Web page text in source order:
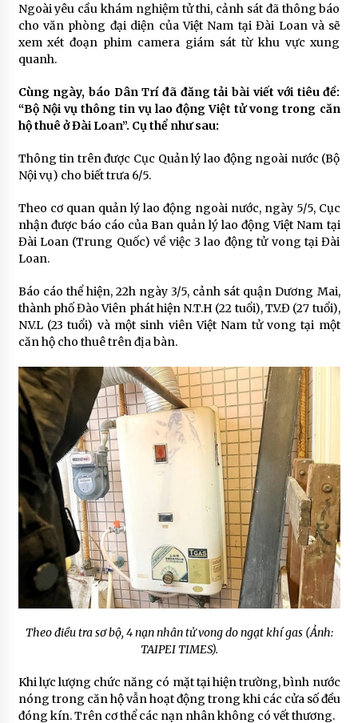
Ngoài yêu cầu khám nghiệm tử thi, cảnh sát đã thông báo
cho văn phòng đại diện của Việt Nam tại Đài Loan và sẽ
xem xét đoạn phim camera giám sát từ khu vực xung
quanh.
Cùng ngày, báo Dân Trí đã đăng tải bài viết với tiêu đề:
“Bộ Nội vụ thông tin vụ lao động Việt tử vong trong căn
hộ thuê ở Đài Loan”. Cụ thể như sau:
Thông tin trên được Cục Quản lý lao động ngoài nước (Bộ
Nội vụ) cho biết trưa 6/5.
Theo cơ quan quản lý lao động ngoài nước, ngày 5/5, Cục
nhận được báo cáo của Ban quản lý lao động Việt Nam tại
Đài Loan (Trung Quốc) về việc 3 lao động tử vong tại Đài
Loan.
Báo cáo thể hiện, 22h ngày 3/5, cảnh sát quận Dương Mai,
thành phố Đào Viên phát hiện N.T.H (22 tuổi), T.V.Đ (27 tuổi),
N.V.L (23 tuổi) và một sinh viên Việt Nam tử vong tại một
căn hộ cho thuê trên địa bàn.
Theo điều tra sơ bộ, 4 nạn nhân tử vong do ngạt khí gas (Ảnh:
TAIPEI TIMES).
Khi lực lượng chức năng có mặt tại hiện trường, bình nước
nóng trong căn hộ vẫn hoạt động trong khi các cửa số đều
đóng kín. Trên cơ thể các nạn nhân không có vết thương.